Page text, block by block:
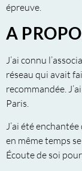
épreuve.
A
J’ai connu
réseau qui avait
recommandée.
Paris.
J’ai été
en même temps
Écoute de soi